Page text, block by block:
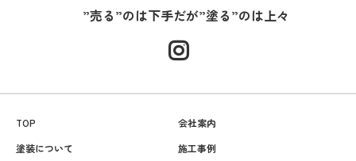
”売る”のは下手だが”塗る”のは上々
TOP
会社案内
塗装について
施工事例